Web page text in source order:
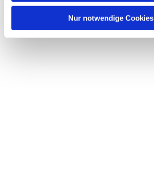
Nur notwendige Cookies